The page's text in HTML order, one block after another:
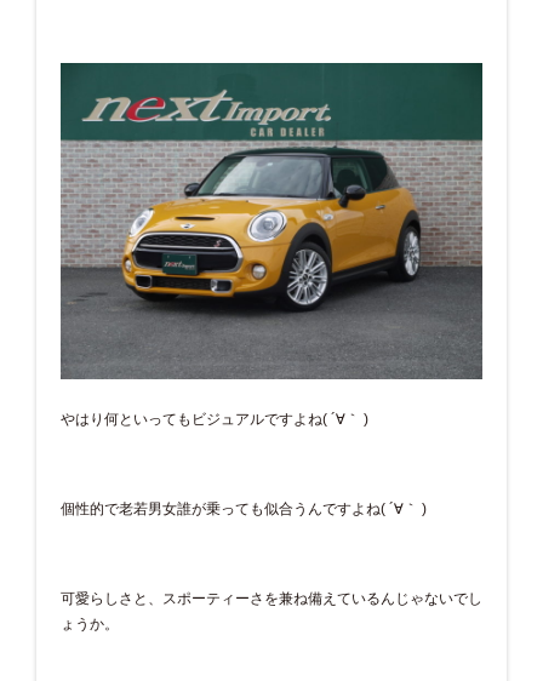
やはり何といってもビジュアルですよね( ´∀｀ )
個性的で老若男女誰が乗っても似合うんですよね( ´∀｀ )
可愛らしさと、スポーティーさを兼ね備えているんじゃないでし
ょうか。